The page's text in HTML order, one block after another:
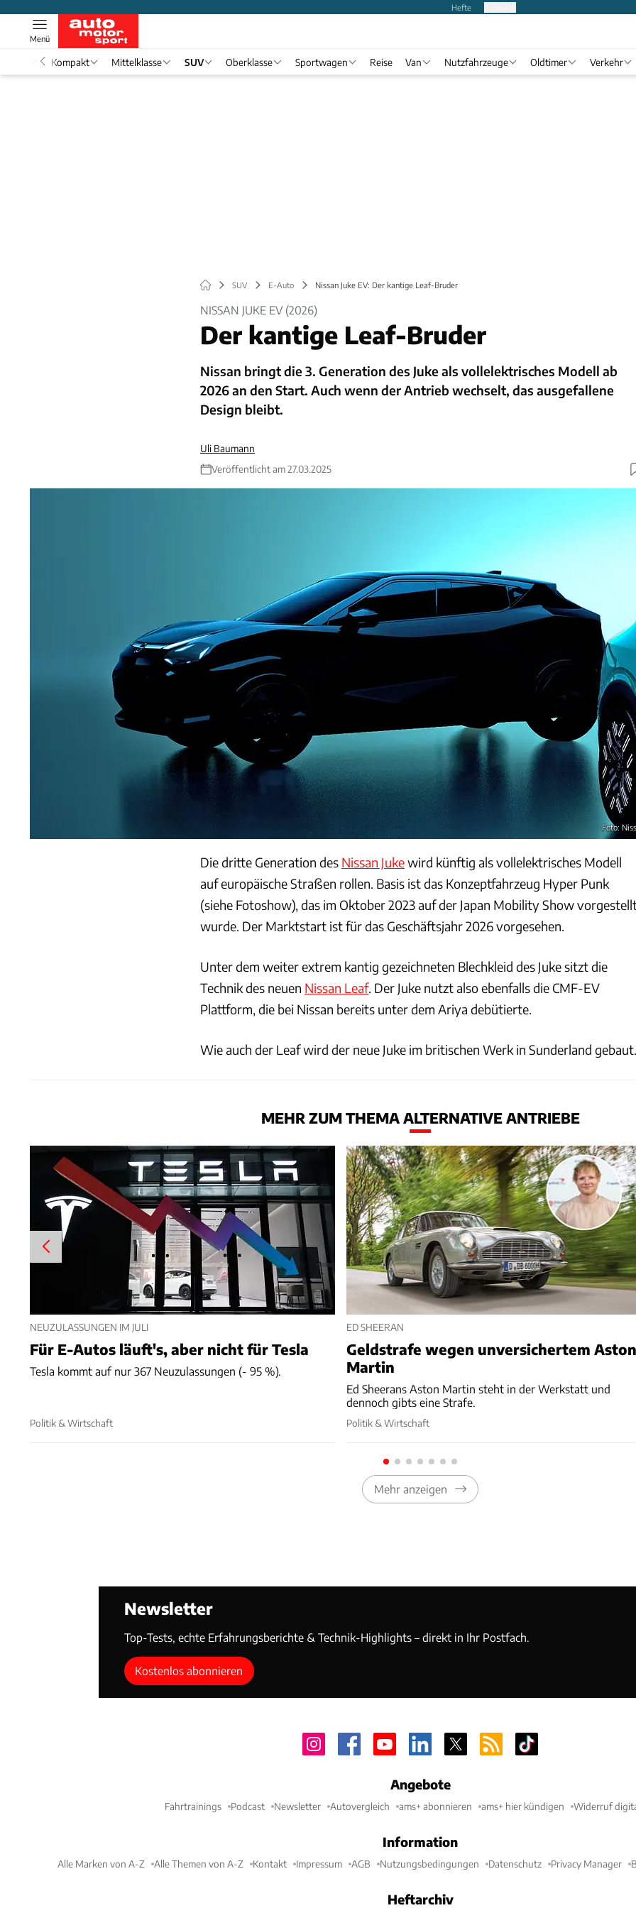
Hefte
Menü
Kompakt Mittelklasse SUV Oberklasse Sportwagen Reise Van Nutzfahrzeuge Oldtimer Verkehr
SUV E-Auto Nissan Juke EV: Der kantige Leaf-Bruder
NISSAN JUKE EV (2026)
Der kantige Leaf-Bruder
Nissan bringt die 3. Generation des Juke als vollelektrisches Modell ab
2026 an den Start. Auch wenn der Antrieb wechselt, das ausgefallene
Design bleibt.
Uli Baumann
Veröffentlicht am 27.03.2025
Foto:
Die dritte Generation des Nissan Jukewird künftig als vollelektrisches Modell
auf europäische Straßen rollen. Basis ist das Konzeptfahrzeug Hyper Punk
(siehe Fotoshow), das im Oktober 2023 auf der Japan Mobility Show
wurde. Der Marktstart ist für das Geschäftsjahr 2026 vorgesehen.
Unter dem weiter extrem kantig gezeichneten Blechkleid des Juke sitzt die
Technik des neuen Nissan Leaf. Der Juke nutzt also ebenfalls die CMF-EV
Plattform, die bei Nissan bereits unter dem Ariya debütierte.
Wie auch der Leaf wird der neue Juke im britischen Werk in Sunderland gebaut.
MEHR ZUM THEMA ALTERNATIVE ANTRIEBE
NEUZULASSUNGEN IM JULI
Für E-Autos läuft's, aber nicht für Tesla
Tesla kommt auf nur 367 Neuzulassungen (- 95 %).
Politik & Wirtschaft
ED SHEERAN
Geldstrafe wegen unversichertem
Martin
Ed Sheerans Aston Martin steht in der Werkstatt und
dennoch gibts eine Strafe.
Politik & Wirtschaft
Mehr anzeigen
Newsletter
Top-Tests, echte Erfahrungsberichte & Technik-Highlights – direkt in Ihr Postfach.
Kostenlos abonnieren
Angebote
Fahrtrainings Podcast Newsletter Autovergleich ams+ abonnieren ams+ hier kündigen Widerruf
Information
Alle Marken von A-Z Alle Themen von A-Z Kontakt Impressum AGB Nutzungsbedingungen Datenschutz Privacy Manager
Heftarchiv